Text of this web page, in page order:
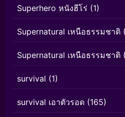
Superhero หนังฮีโร่ (1)
Supernatural เหนือธรรมชาติ
Supernatural เหนือธรรมชาติ
survival (1)
survival เอาตัวรอด (165)